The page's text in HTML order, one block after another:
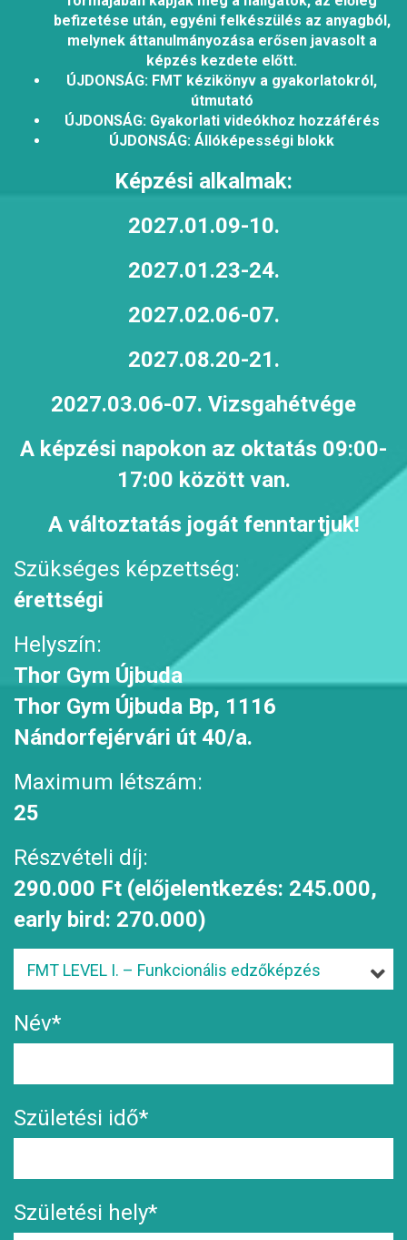
befizetése után, egyéni felkészülés az anyagból,
melynek áttanulmányozása erősen javasolt a
képzés kezdete előtt.
ÚJDONSÁG: FMT kézikönyv a gyakorlatokról,
útmutató
ÚJDONSÁG: Gyakorlati videókhoz hozzáférés
ÚJDONSÁG: Állóképességi blokk
Képzési alkalmak:
2027.01.09-10.
2027.01.23-24.
2027.02.06-07.
2027.08.20-21.
2027.03.06-07. Vizsgahétvége
A képzési napokon az oktatás 09:00-
17:00 között van.
A változtatás jogát fenntartjuk!
Szükséges képzettség:
érettségi
Helyszín:
Thor Gym Újbuda
Thor Gym Újbuda Bp, 1116
Nándorfejérvári út 40/a.
Maximum létszám:
25
Részvételi díj:
290.000 Ft (előjelentkezés: 245.000,
early bird: 270.000)
Név*
Születési idő*
Születési hely*